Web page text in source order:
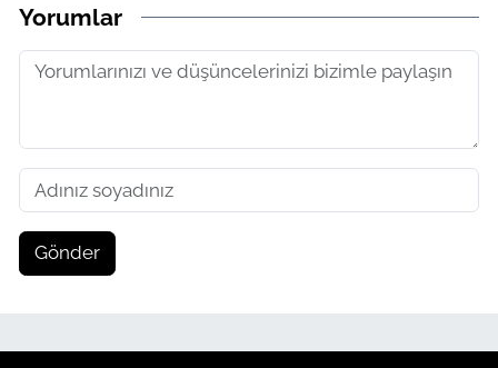
Yorumlar
Gönder